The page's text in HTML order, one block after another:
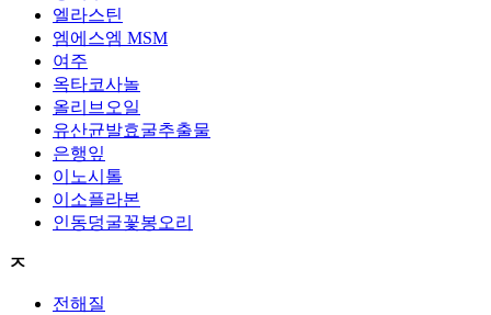
엘라스틴
엠에스엠 MSM
여주
옥타코사놀
올리브오일
유산균발효굴추출물
은행잎
이노시톨
이소플라본
인동덩굴꽃봉오리
ㅈ
전해질